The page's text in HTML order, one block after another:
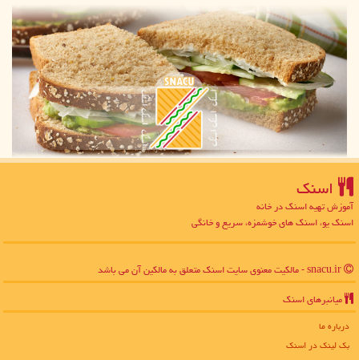
اسنك
آموزش تهیه اسنک در خانه
اسنک یو، اسنک های خوشمزه، سریع و خانگی
میانبرهای اسنك
درباره ما
بک لینک در اسنك